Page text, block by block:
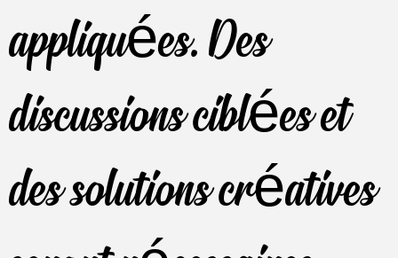
appliquées. Des
discussions ciblées et
des solutions créatives